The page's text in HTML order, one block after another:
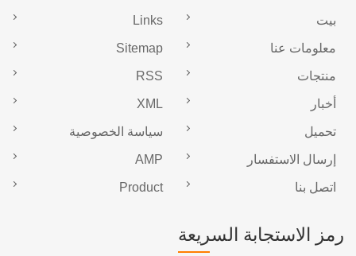
بيت
معلومات عنا
منتجات
أخبار
تحميل
إرسال الاستفسار
اتصل بنا
Links
Sitemap
RSS
XML
سياسة الخصوصية
AMP
Product
رمز الاستجابة السريعة